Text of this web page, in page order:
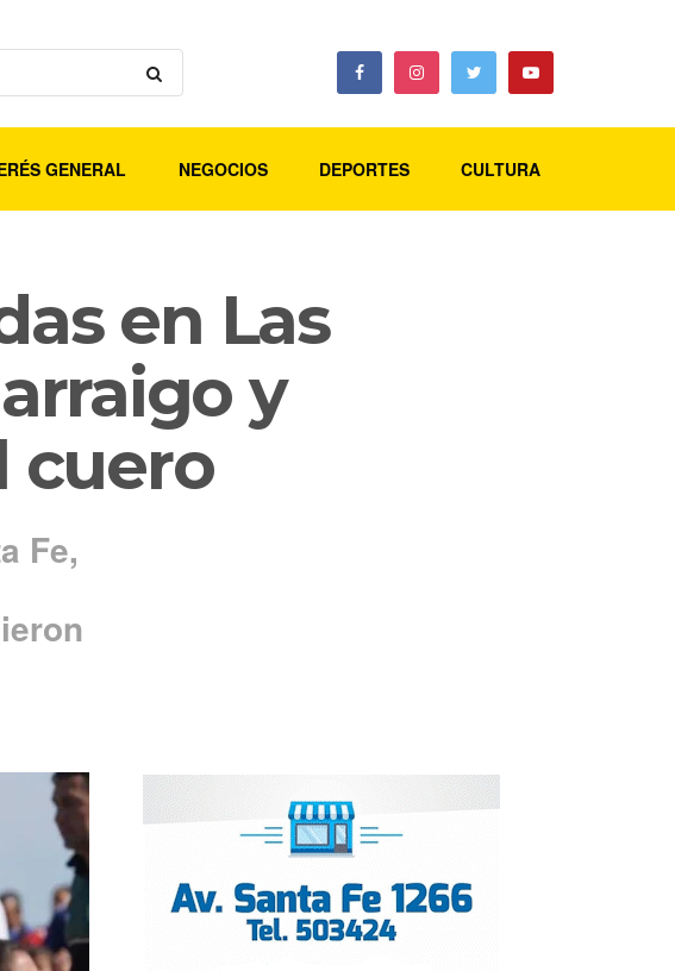
GENERAL NEGOCIOS DEPORTES CULTURA
en Las
y
cuero
Fe,